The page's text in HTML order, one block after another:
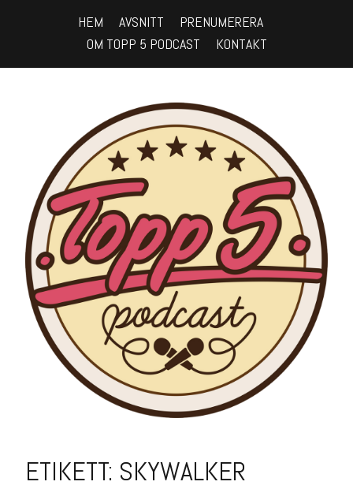
HEM AVSNITT
PRENUMERERA
OM TOPP 5 PODCAST
KONTAKT
ETIKETT: SKYWALKER